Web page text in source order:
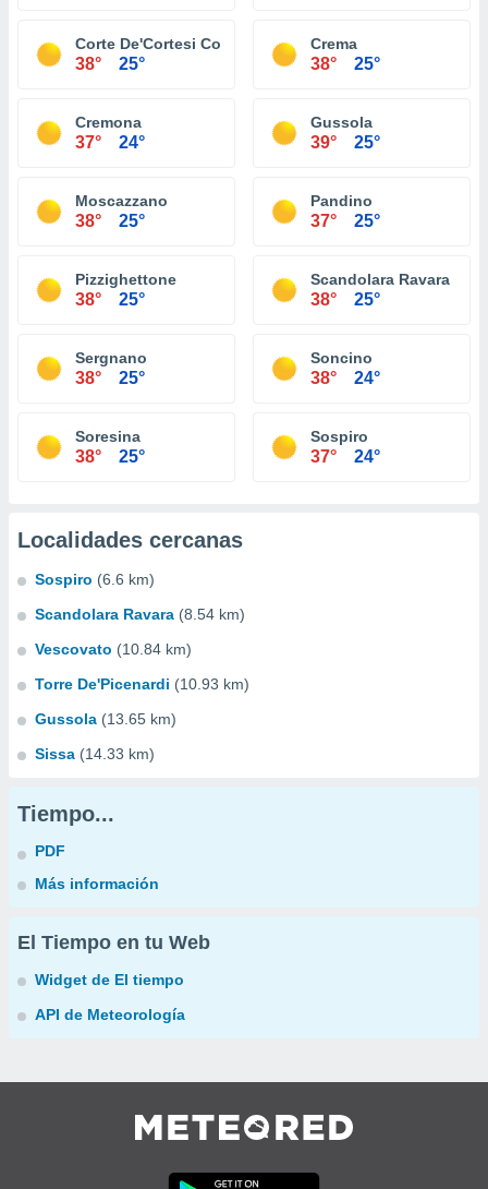
Corte De'Cortesi Con Cignone
38° 25°
Crema
38° 25°
Cremona
37° 24°
Gussola
39° 25°
Moscazzano
38° 25°
Pandino
37° 25°
Pizzighettone
38° 25°
Scandolara Ravara
38° 25°
Sergnano
38° 25°
Soncino
38° 24°
Soresina
38° 25°
Sospiro
37° 24°
Localidades cercanas
Sospiro (6.6 km)
Scandolara Ravara (8.54 km)
Vescovato (10.84 km)
Torre De'Picenardi (10.93 km)
Gussola (13.65 km)
Sissa (14.33 km)
Tiempo...
PDF
Más información
El Tiempo en tu Web
Widget de El tiempo
API de Meteorología